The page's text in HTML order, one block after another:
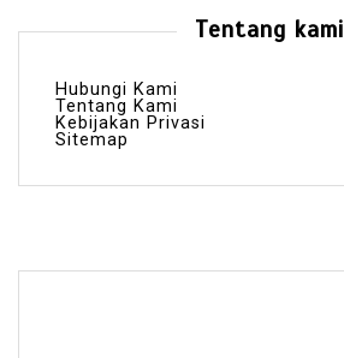
Tentang kami
Hubungi Kami
Tentang Kami
Kebijakan Privasi
Sitemap